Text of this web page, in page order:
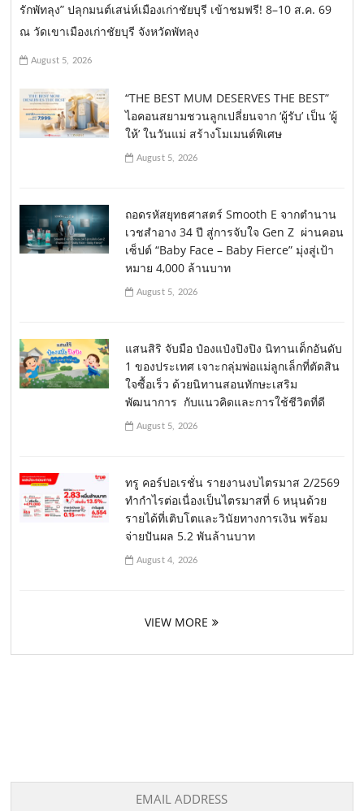
รักพัทลุง” ปลุกมนต์เสน่ห์เมืองเก่าชัยบุรี เข้าชมฟรี! 8–10 ส.ค. 69
ณ วัดเขาเมืองเก่าชัยบุรี จังหวัดพัทลุง
August 5, 2026
“THE BEST MUM DESERVES THE BEST”
ไอคอนสยามชวนลูกเปลี่ยนจาก ‘ผู้รับ’ เป็น ‘ผู้
ให้’ ในวันแม่ สร้างโมเมนต์พิเศษ
August 5, 2026
ถอดรหัสยุทธศาสตร์ Smooth E จากตำนาน
เวชสำอาง 34 ปี สู่การจับใจ Gen Z ผ่านคอน
เซ็ปต์ “Baby Face – Baby Fierce” มุ่งสู่เป้า
หมาย 4,000 ล้านบาท
August 5, 2026
แสนสิริ จับมือ ป๋องแป๋งปิงปิง นิทานเด็กอันดับ
1 ของประเทศ เจาะกลุ่มพ่อแม่ลูกเล็กที่ตัดสิน
ใจซื้อเร็ว ด้วยนิทานสอนทักษะเสริม
พัฒนาการ กับแนวคิดและการใช้ชีวิตที่ดี
August 5, 2026
ทรู คอร์ปอเรชั่น รายงานงบไตรมาส 2/2569
ทำกำไรต่อเนื่องเป็นไตรมาสที่ 6 หนุนด้วย
รายได้ที่เติบโตและวินัยทางการเงิน พร้อม
จ่ายปันผล 5.2 พันล้านบาท
August 4, 2026
VIEW MORE